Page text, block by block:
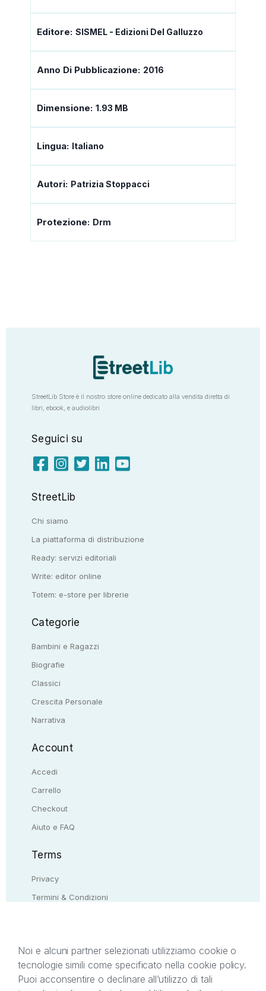
Editore: SISMEL - Edizioni Del Galluzzo
Anno Di Pubblicazione: 2016
Dimensione: 1.93 MB
Lingua: Italiano
Autori: Patrizia Stoppacci
Protezione: Drm
StreetLib Store è il nostro store online dedicato alla vendita diretta di
libri, ebook, e audiolibri
Seguici su
StreetLib
Chi siamo
La piattaforma di distribuzione
Ready: servizi editoriali
Write: editor online
Totem: e-store per librerie
Categorie
Bambini e Ragazzi
Biografie
Classici
Crescita Personale
Narrativa
Account
Accedi
Carrello
Checkout
Aiuto e FAQ
Terms
Privacy
Termini & Condizioni
Il presente sito web è di proprietà di StreetLib S.r.l.
Noi e alcuni partner selezionati utilizziamo cookie o
tecnologie simili come specificato nella cookie policy.
Puoi acconsentire o declinare all’utilizzo di tali